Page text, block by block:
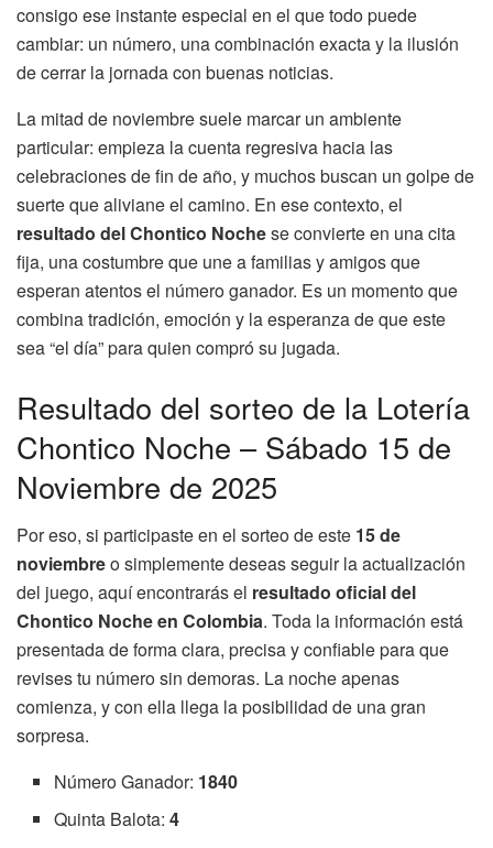
consigo ese instante especial en el que todo puede
cambiar: un número, una combinación exacta y la ilusión
de cerrar la jornada con buenas noticias.
La mitad de noviembre suele marcar un ambiente
particular: empieza la cuenta regresiva hacia las
celebraciones de fin de año, y muchos buscan un golpe de
suerte que aliviane el camino. En ese contexto, el
resultado del Chontico Nochese convierte en una cita
fija, una costumbre que une a familias y amigos que
esperan atentos el número ganador. Es un momento que
combina tradición, emoción y la esperanza de que este
sea “el día” para quien compró su jugada.
Resultado del sorteo de la Lotería
Chontico Noche – Sábado 15 de
Noviembre de 2025
Por eso, si participaste en el sorteo de este 15 de
noviembreo simplemente deseas seguir la actualización
del juego, aquí encontrarás el resultado oficial del
Chontico Noche en Colombia. Toda la información está
presentada de forma clara, precisa y confiable para que
revises tu número sin demoras. La noche apenas
comienza, y con ella llega la posibilidad de una gran
sorpresa.
Número Ganador: 1840
Quinta Balota:4